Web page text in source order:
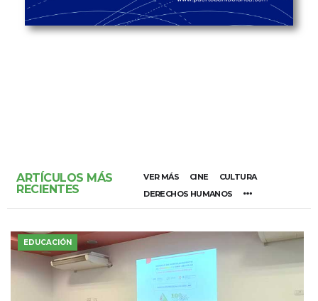
ARTÍCULOS MÁS
RECIENTES
VER MÁS CINE
CULTURA
DERECHOS HUMANOS
EDUCACIÓN